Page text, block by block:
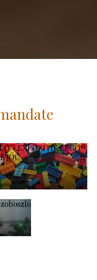
– EXPOZIȚIE LEGO®
JOC